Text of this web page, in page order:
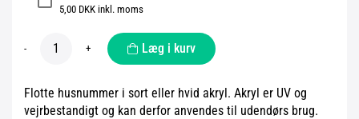
5,00 DKK inkl. moms
- + Læg i kurv
Flotte husnummer i sort eller hvid akryl. Akryl er UV og
vejrbestandigt og kan derfor anvendes til udendørs brug.